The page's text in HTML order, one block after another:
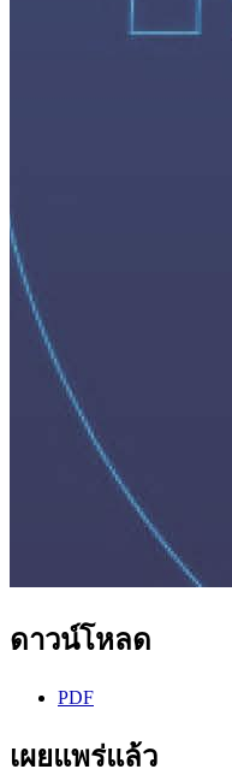
ดาวน์โหลด
PDF
เผยแพร่แล้ว